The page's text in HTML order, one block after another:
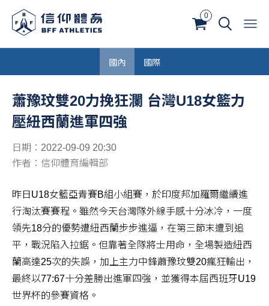
0
國內 國際
蕭豫玟雙20力挽狂瀾 台灣U18女籃力
壓紐西蘭進軍四強
日期：2022-09-09 20:30
作者：信仰體育編輯部
昨日U18女籃亞青賽B組小組賽，於印度邦加羅爾繼續進
行淘汰賽賽程。雖然今天台灣隊外線手感十分冰冷，一度
領先18分的優勢遭紐西蘭步步進逼，在第三節末遭到追
平，戰況陷入拉鋸。但靠著全隊將士用命，全場製造紐西
蘭高達25次的失誤，加上主力中鋒蕭豫玟雙20瘋狂輸出，
最終以77:67十分差勝出進軍四強，並獲得本屆西班牙U19
世界杯的參賽資格。